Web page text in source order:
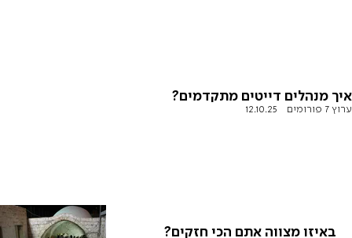
איך מנהלים דייטים מתקדמים?
ערוץ 7 פורומים 12.10.25
באיזו מצווה אתם הכי חזקים?